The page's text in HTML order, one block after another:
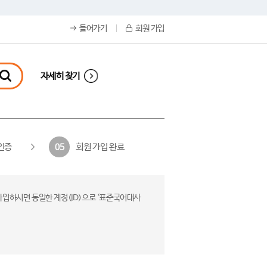
들어가기 회원 가입
자세히 찾기
증 05 회원 가입 완료
하시면 동일한 계정(ID)으로 ‘표준국어대사